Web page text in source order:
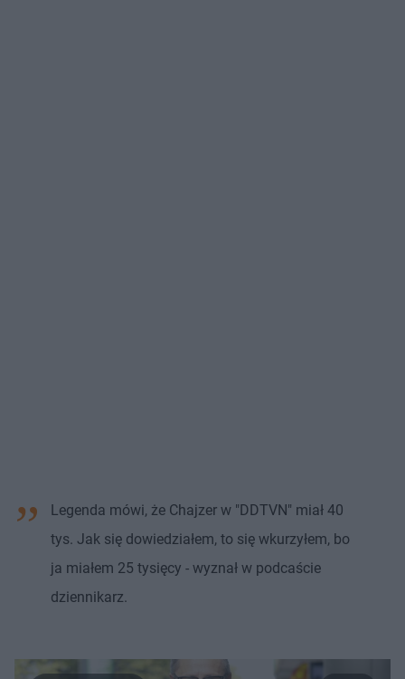
Legenda mówi, że Chajzer w "DDTVN" miał 40
tys. Jak się dowiedziałem, to się wkurzyłem, bo
ja miałem 25 tysięcy - wyznał w podcaście
dziennikarz.